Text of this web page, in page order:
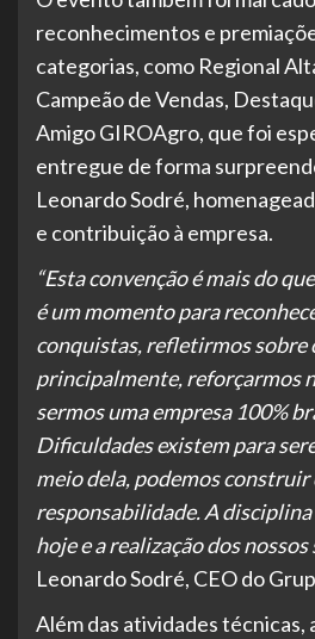
reconhecimentos e
categorias, como Regional
Campeão de Vendas,
Amigo GIROAgro, que foi
entregue de forma
Leonardo Sodré,
e contribuição à empresa.
“Esta convenção é mais do
é um momento para
conquistas, refletirmos sobre
principalmente, reforçarmos
sermos uma empresa 100%
Dificuldades existem para
meio dela, podemos
responsabilidade. A
hoje e a realização dos nossos
Leonardo Sodré, CEO do
Além das atividades técnicas,